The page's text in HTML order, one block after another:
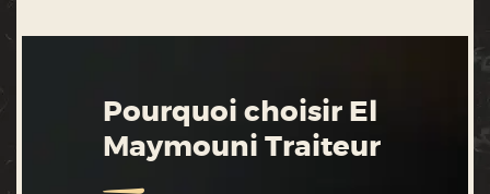
Pourquoi choisir El
Maymouni Traiteur